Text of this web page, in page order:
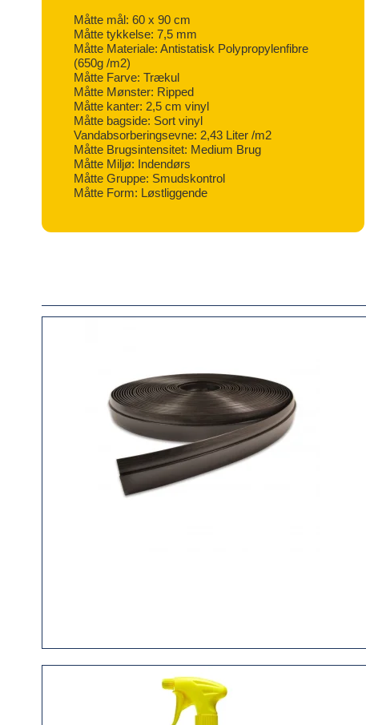
Måtte mål: 60 x 90 cm
Måtte tykkelse: 7,5 mm
Måtte Materiale: Antistatisk Polypropylenfibre
(650g /m2)
Måtte Farve: Trækul
Måtte Mønster: Ripped
Måtte kanter: 2,5 cm vinyl
Måtte bagside: Sort vinyl
Vandabsorberingsevne: 2,43 Liter /m2
Måtte Brugsintensitet: Medium Brug
Måtte Miljø: Indendørs
Måtte Gruppe: Smudskontrol
Måtte Form: Løstliggende